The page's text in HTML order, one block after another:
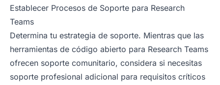
Establecer Procesos de Soporte para Research
Teams
Determina tu estrategia de soporte. Mientras que las
herramientas de código abierto para Research Teams
ofrecen soporte comunitario, considera si necesitas
soporte profesional adicional para requisitos críticos